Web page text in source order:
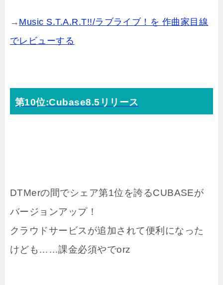
→ Music S.T.A.R.T!!/ラブライブ！を 作曲家目線
でレビューする
第10位:Cubase8.5リリース
DTMerの間でシェア第1位を誇るCUBASEが
バージョンアップ！
クラウドサービスが追加されて便利になった
けども……課金必須やでorz